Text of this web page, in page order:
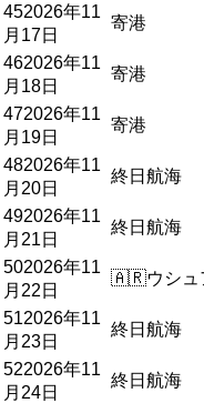
452026年11
月17日
寄港
462026年11
月18日
寄港
472026年11
月19日
寄港
482026年11
月20日
終日航海
492026年11
月21日
終日航海
502026年11
月22日
🇦🇷ウシ
512026年11
月23日
終日航海
522026年11
月24日
終日航海